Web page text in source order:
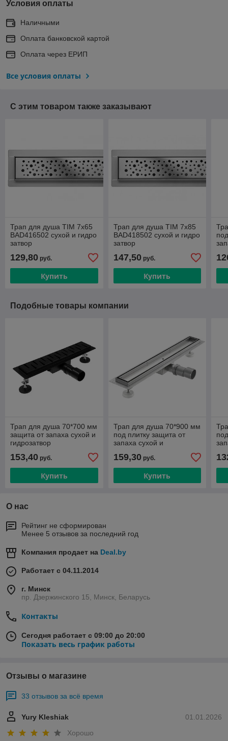
Условия оплаты
Наличными
Оплата банковской картой
Оплата через ЕРИП
Все условия оплаты
С этим товаром также заказывают
Трап для душа TIM 7х65
BAD416502 сухой и гидро
затвор
129,80 руб.
Купить
Трап для душа TIM 7х85
BAD418502 сухой и гидро
затвор
147,50руб.
Купить
Подобные товары компании
Трап для душа 70*700 мм
защита от запаха сухой и
гидрозатвор
153,40 руб.
Купить
Трап для душа 70*900 мм
под плитку защита от
запаха сухой и
BAD459002
159,30руб.
Купить
О нас
Рейтинг не сформирован
Менее 5 отзывов за последний год
Компания продает на Deal.by
Работает с 04.11.2014
г. Минск
пр. Дзержинского 15, Минск, Беларусь
Контакты
Сегодня работает с 09:00 до 20:00
Показать весь график работы
Отзывы о магазине
33 отзывов за всё время
01.01.2026
Yury Kleshiak
Хорошо